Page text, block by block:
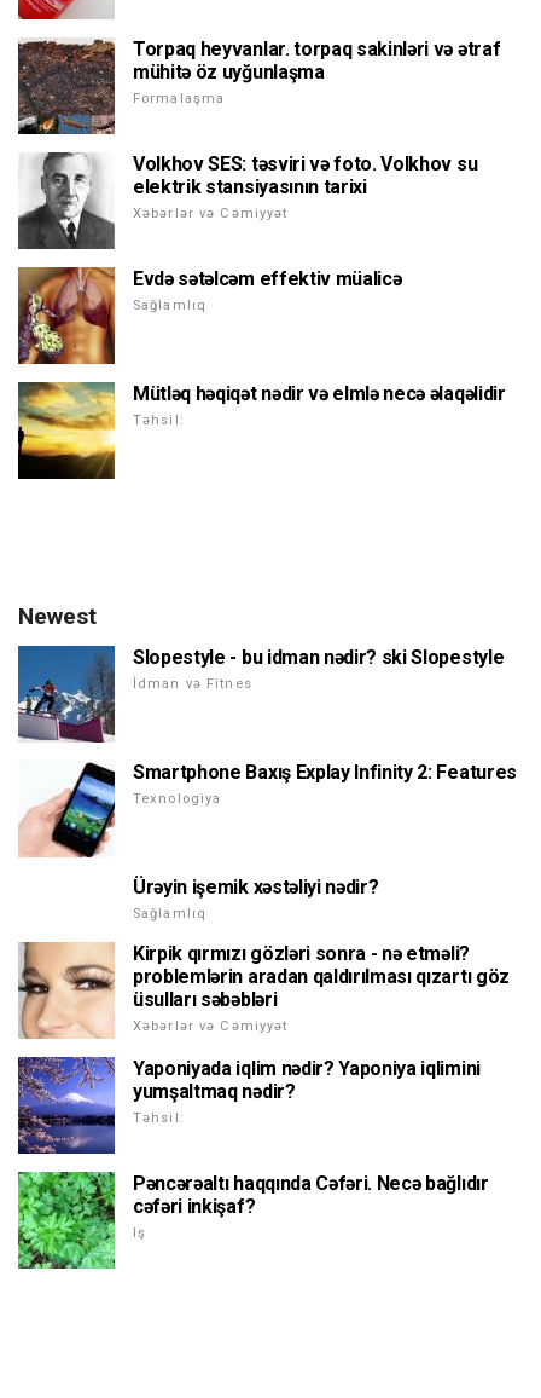
Torpaq heyvanlar. torpaq sakinləri və ətraf
mühitə öz uyğunlaşma
Formalaşma
Volkhov SES: təsviri və foto. Volkhov su
elektrik stansiyasının tarixi
Xəbərlər və Cəmiyyət
Evdə sətəlcəm effektiv müalicə
Sağlamlıq
Mütləq həqiqət nədir və elmlə necə əlaqəlidir
Təhsil:
Newest
Slopestyle - bu idman nədir? ski Slopestyle
İdman və Fitnes
Smartphone Baxış Explay Infinity 2: Features
Texnologiya
Ürəyin işemik xəstəliyi nədir?
Sağlamlıq
Kirpik qırmızı gözləri sonra - nə etməli?
problemlərin aradan qaldırılması qızartı göz
üsulları səbəbləri
Xəbərlər və Cəmiyyət
Yaponiyada iqlim nədir? Yaponiya iqlimini
yumşaltmaq nədir?
Təhsil:
Pəncərəaltı haqqında Cəfəri. Necə bağlıdır
cəfəri inkişaf?
Iş